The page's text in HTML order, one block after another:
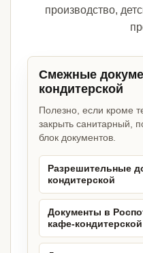
производство,
Смежные
кондитерской
Полезно, если кроме
закрыть санитарный,
блок документов.
Разрешительные
кондитерской
Документы в
кафе-кондитерской